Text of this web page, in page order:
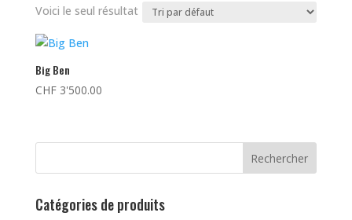
Voici le seul résultat
Big Ben
CHF3'500.00
Rechercher
Catégories de produits